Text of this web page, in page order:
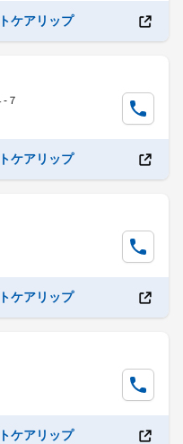
ケアリップ
７
ケアリップ
ケアリップ
ケアリップ